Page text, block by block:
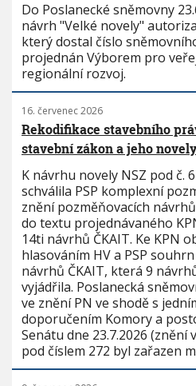
Do Poslanecké sněmovny
návrh "Velké novely"
který dostal číslo
projednán Výborem pro
regionální rozvoj.
16. červenec 2026
Rekodifikace stavebního
stavební zákon a jeho novely
K návrhu novely NSZ pod č.
schválila PSP komplexní
znění pozměňovacích
do textu projednávaného
14ti návrhů ČKAIT. Ke KPN
hlasováním HV a PSP
návrhů ČKAIT, která 9
vyjádřila. Poslanecká
ve znění PN ve shodě s
doporučením Komory a
Senátu dne 23.7.2026 (znění
pod číslem 272 byl zařazen